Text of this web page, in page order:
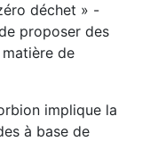
déchet » -
proposer des
de
implique la
à base de